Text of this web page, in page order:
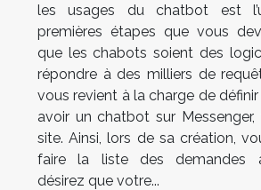
les usages du chatbot est
premières étapes que vous
que les chabots soient des
répondre à des milliers de
vous revient à la charge de
avoir un chatbot sur
site. Ainsi, lors de sa création,
faire la liste des demandes
désirez que votre...